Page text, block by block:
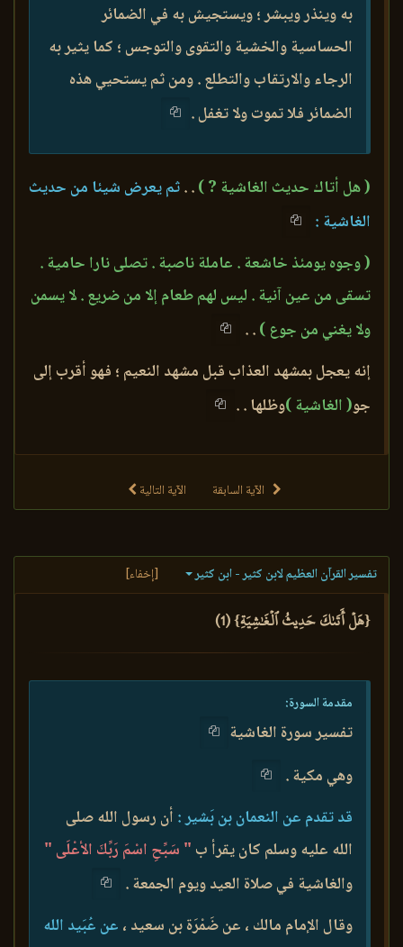
به وينذر ويبشر ؛ ويستجيش به في الضمائر
الحساسية والخشية والتقوى والتوجس ؛ كما يثير به
الرجاء والارتقاب والتطلع . ومن ثم يستحيي هذه
الضمائر فلا تموت ولا تغفل .
( هل أتاك حديث الغاشية ? ). .ثم يعرض شيئا من حديث
الغاشية :
( وجوه يومئذ خاشعة . عاملة ناصبة . تصلى نارا حامية .
تسقى من عين آنية . ليس لهم طعام إلا من ضريع . لا يسمن
ولا يغني من جوع ). .
إنه يعجل بمشهد العذاب قبل مشهد النعيم ؛ فهو أقرب إلى
جو( الغاشية )وظلها . .
الآية السابقة الآية التالية
تفسير القرآن العظيم لابن كثير - ابن كثير [إخفاء]
{هَلۡ أَتَىٰكَ حَدِيثُ ٱلۡغَٰشِيَةِ} (1)
مقدمة السورة:
تفسير سورة الغاشية
وهي مكية .
قد تقدم عن النعمان بن بَشير : أن رسول الله صلى
الله عليه وسلم كان يقرأ ب " سَبِّحِ اسْمَ رَبِّكَ الأعْلَى "
والغاشية في صلاة العيد ويوم الجمعة .
وقال الإمام مالك ، عن ضَمْرَة بن سعيد ، عن عُبَيد الله